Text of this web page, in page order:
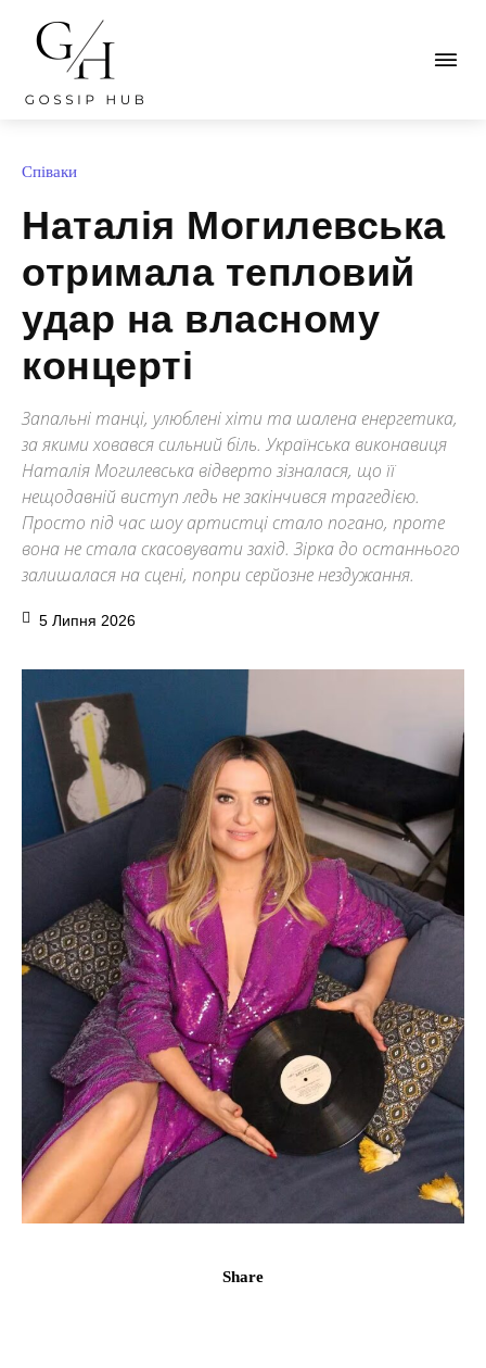
Співаки
Наталія Могилевська
отримала тепловий
удар на власному
концерті
Запальні танці, улюблені хіти та шалена енергетика,
за якими ховався сильний біль. Українська виконавиця
Наталія Могилевська відверто зізналася, що її
нещодавній виступ ледь не закінчився трагедією.
Просто під час шоу артистці стало погано, проте
вона не стала скасовувати захід. Зірка до останнього
залишалася на сцені, попри серйозне нездужання.
5 Липня 2026
Share